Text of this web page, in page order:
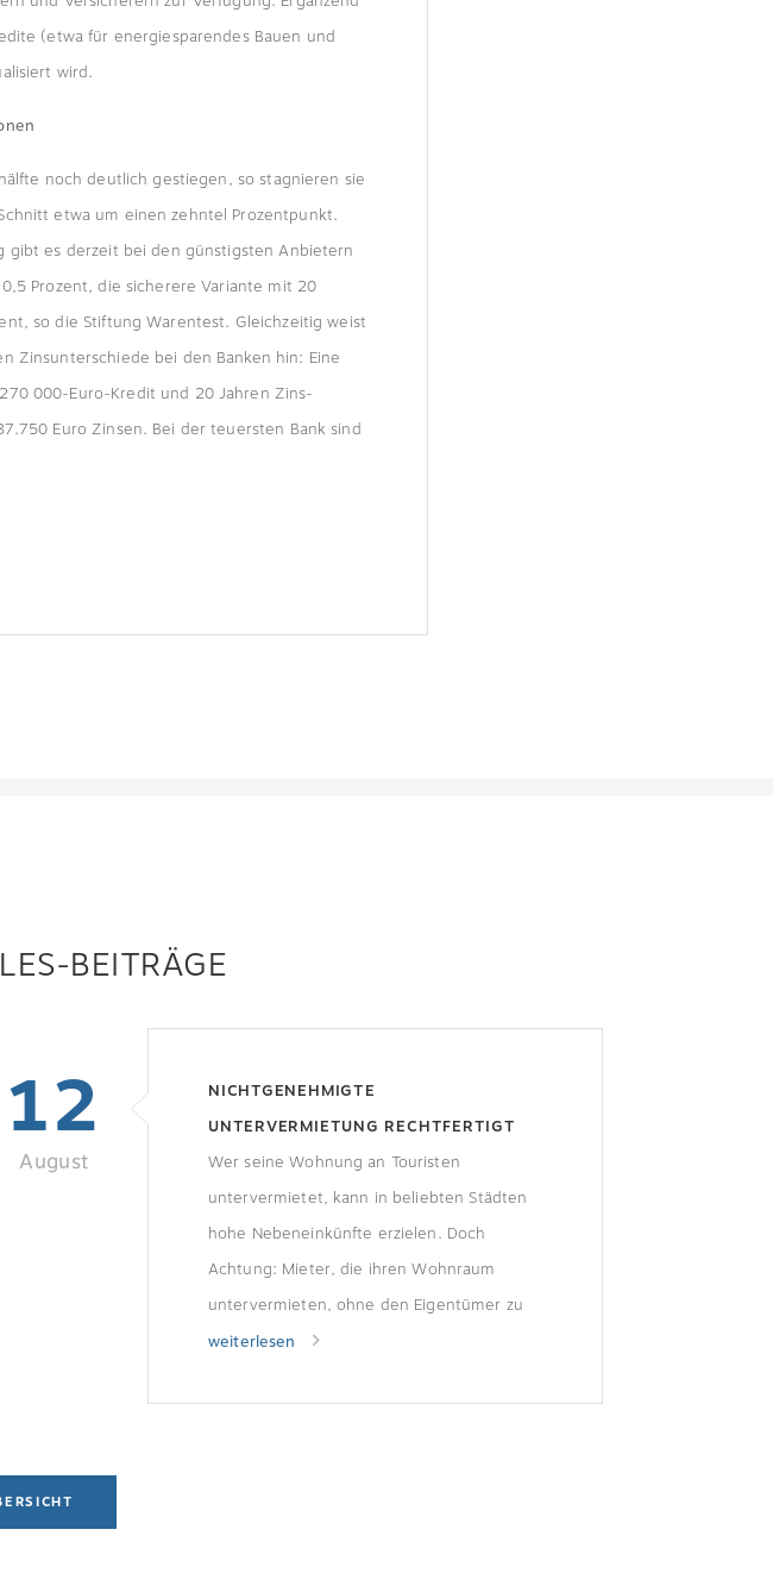
(etwa für energiesparendes Bauen und
wird.
noch deutlich gestiegen, so stagnieren sie
etwa um einen zehntel Prozentpunkt.
gibt es derzeit bei den güns­tigsten Anbietern
Prozent, die sicherere Variante mit 20
so die Stiftung Warentest. Gleichzeitig weist
Zinsunterschiede bei den Banken hin: Eine
000-Euro-Kredit und 20 Jahren Zins­
Euro Zinsen. Bei der teuersten Bank sind
BEITRÄGE
12
August
NICHTGENEHMIGTE
UNTERVERMIETUNG RECHTFERTIGT
KÜNDIGUNG
Wer seine Wohnung an Touristen
untervermietet, kann in beliebten Städten
hohe Nebeneinkünfte erzielen. Doch
Achtung: Mieter, die ihren Wohnraum
untervermieten, ohne den Eigentümer zu
informieren, riskieren die (fristlose)
Zimmer Die Mieterin einer 5-Zimmer-
weiterlesen